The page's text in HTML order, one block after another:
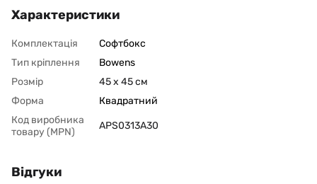
Характеристики
Комплектація
Софтбокс
Тип кріплення
Bowens
Розмір
45 х 45 см
Форма
Квадратний
Код виробника
товару (MPN)
APS0313A30
Відгуки